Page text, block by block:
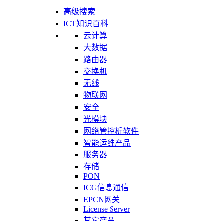
高级搜索
ICT知识百科
云计算
大数据
路由器
交换机
无线
物联网
安全
光模块
网络管控析软件
智能运维产品
服务器
存储
PON
ICG信息通信
EPCN网关
License Server